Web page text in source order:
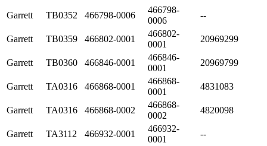
Garrett TB0352 466798-0006
466798-
0006
--
Garrett TB0359 466802-0001
466802-
0001
20969299
Garrett TB0360 466846-0001
466846-
0001
20969799
Garrett TA0316 466868-0001
466868-
0001
4831083
Garrett TA0316 466868-0002
466868-
0002
4820098
Garrett TA3112 466932-0001
466932-
0001
--